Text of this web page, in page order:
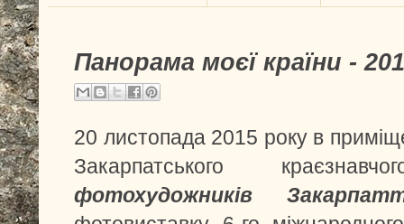
Панорама моєї країни -
20 листопада 2015 року в
Закарпатського
фотохудожників